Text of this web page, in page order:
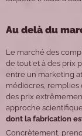
Au delà du
Le marché des
de tout et à des prix
entre un marketing
médiocres, remplies
des prix
approche
dont la fabrication
Concrètement,